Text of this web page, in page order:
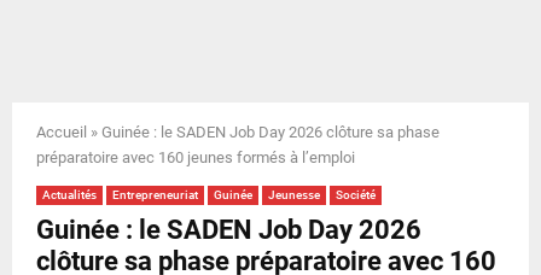
N
U
Accueil » Guinée : le SADEN Job Day 2026 clôture sa phase
préparatoire avec 160 jeunes formés à l’emploi
Actualités Entrepreneuriat Guinée Jeunesse Société
Guinée : le SADEN Job Day 2026
clôture sa phase préparatoire avec 160